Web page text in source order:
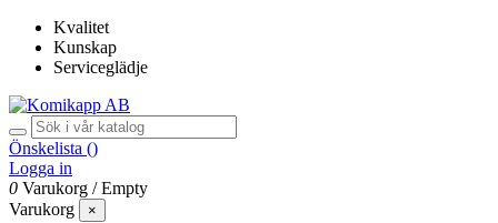
Kvalitet
Kunskap
Serviceglädje
Önskelista ()
Logga in
0 Varukorg /Empty
Varukorg
×